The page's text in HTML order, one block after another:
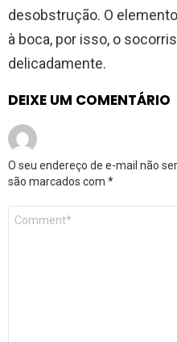
desobstrução. O
à boca, por isso, o
delicadamente.
DEIXE UM COMENTÁRIO
O seu endereço de e-mail não
são marcados com *
Comentário